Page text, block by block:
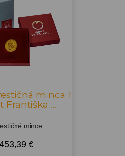
minca 1
Františka ...
mince
453,39 €